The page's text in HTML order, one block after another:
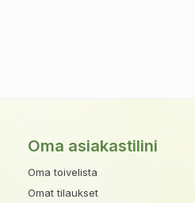
Oma asiakastilini
Oma toivelista
Omat tilaukset